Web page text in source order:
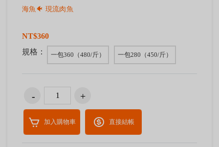
海魚🐠 現流肉魚
NT$360
規格：
一包360（480/斤） 一包280（450/斤）
加入購物車 直接結帳